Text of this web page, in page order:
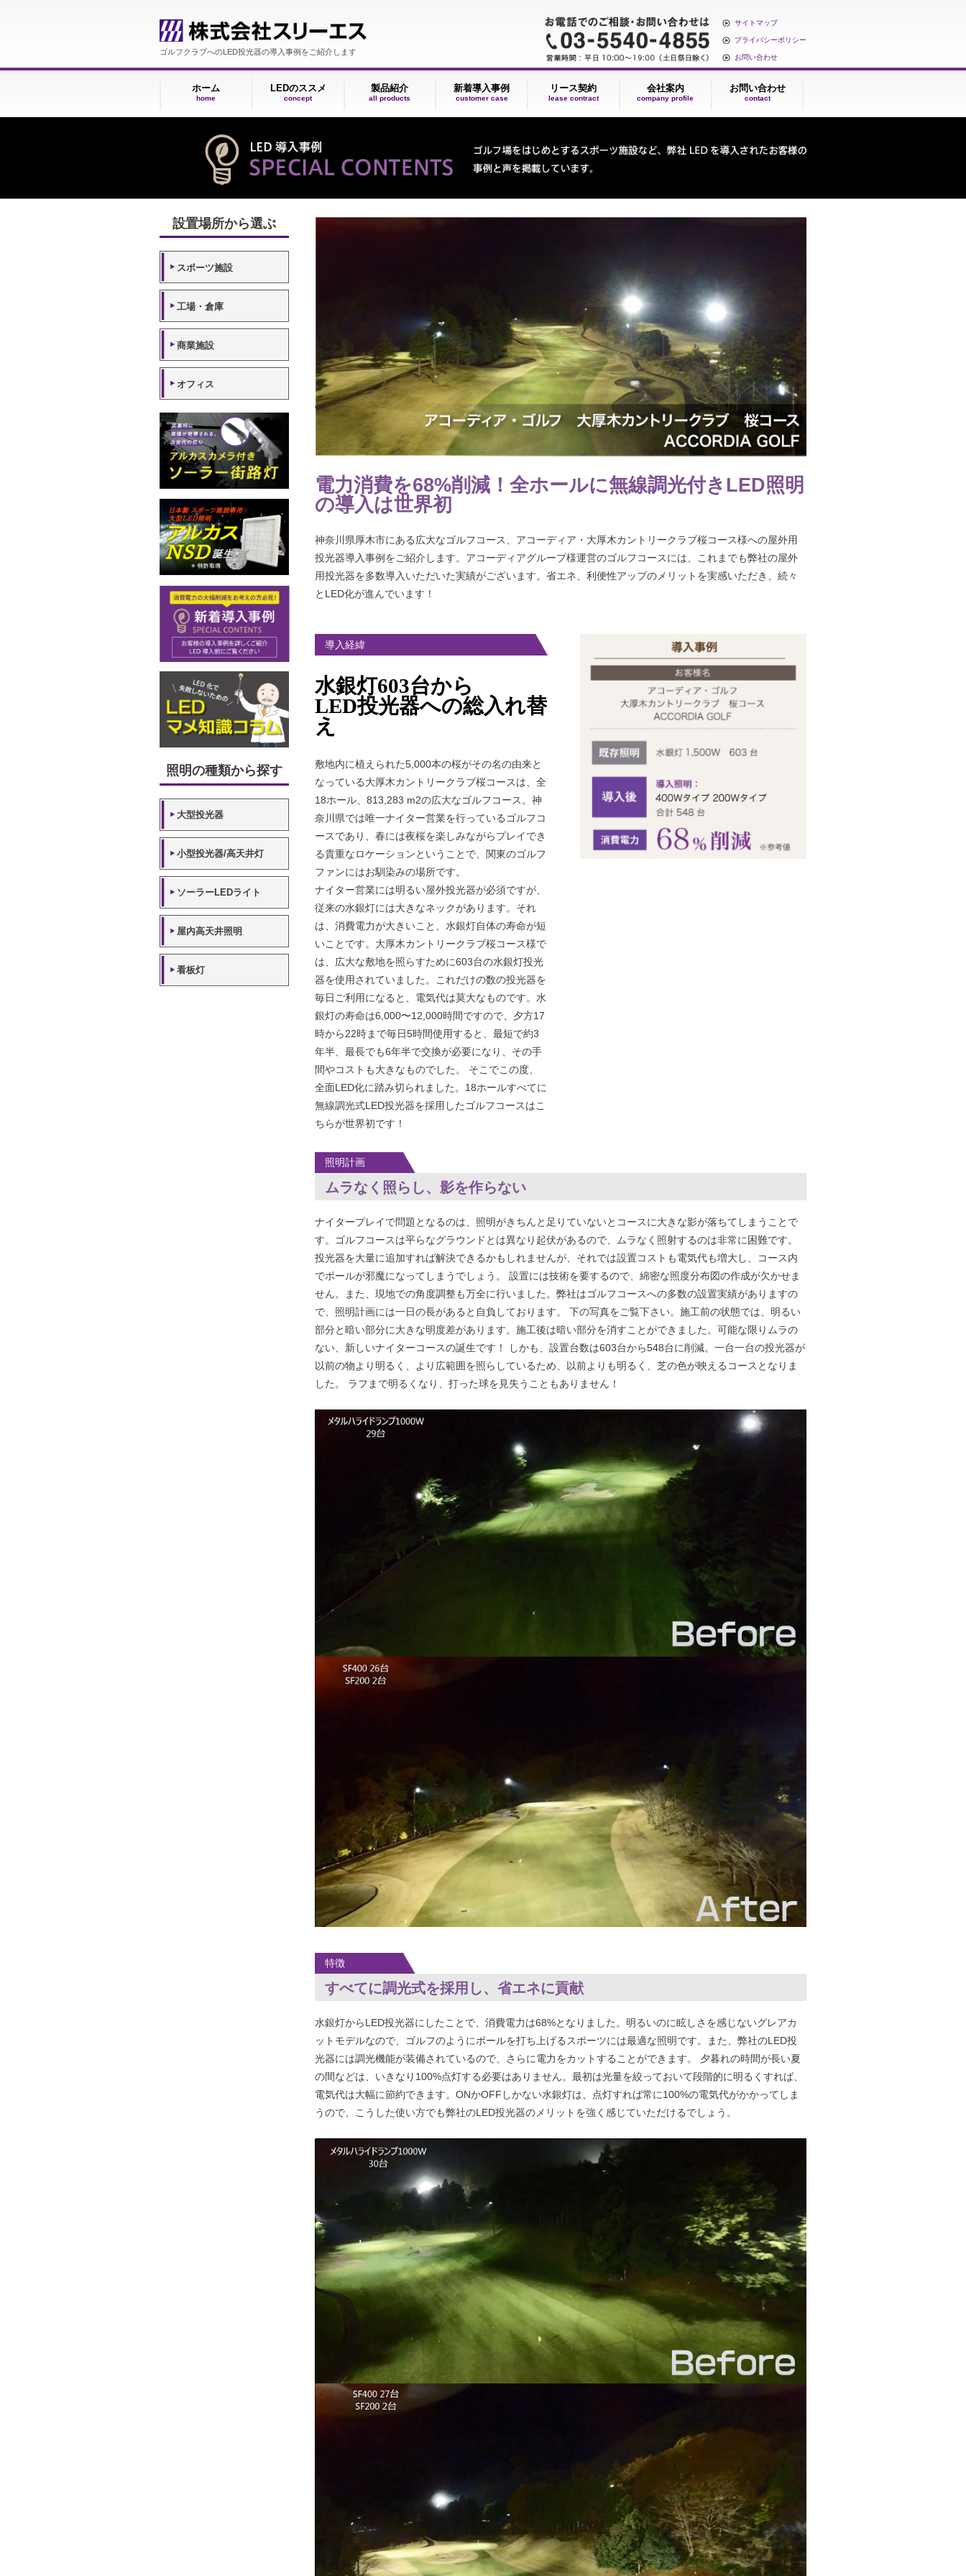
ゴルフクラブへのLED投光器の導入事例をご紹介します
ホーム LEDのススメ 新着導入事例 リース契約 会社案内
設置場所から選ぶ
工場・倉庫
商業施設
オフィス
照明の種類から探す
大型投光器
小型投光器/高天井灯
電力消費を68%削減！全ホールに無線調光付きLED照明
の導入は世界初
神奈川県厚木市にある広大なゴルフコース、アコーディア・大厚木カントリークラブ桜コース様への屋外用
用投光器を多数導入いただいた実績がございます。省エネ、利便性アップのメリットを実感いただき、続々
とLED化が進んでいます！
導入経緯
水銀灯603台から
LED投光器への総入れ替
え
敷地内に植えられた5,000本の桜がその名の由来と
なっている大厚木カントリークラブ桜コースは、全
18ホール、813,283 m2の広大なゴルフコース。神
奈川県では唯一ナイター営業を行っているゴルフコ
ースであり、春には夜桜を楽しみながらプレイでき
る貴重なロケーションということで、関東のゴルフ
ファンにはお馴染みの場所です。
ナイター営業には明るい屋外投光器が必須ですが、
従来の水銀灯には大きなネックがあります。それ
は、消費電力が大きいこと、水銀灯自体の寿命が短
いことです。大厚木カントリークラブ桜コース様で
は、広大な敷地を照らすために603台の水銀灯投光
器を使用されていました。これだけの数の投光器を
毎日ご利用になると、電気代は莫大なものです。水
銀灯の寿命は6,000〜12,000時間ですので、夕方17
年半、最長でも6年半で交換が必要になり、その手
間やコストも大きなものでした。 そこでこの度、
無線調光式LED投光器を採用したゴルフコースはこ
ちらが世界初です！
照明計画
ムラなく照らし、影を作らない
ナイタープレイで問題となるのは、照明がきちんと足りていないとコースに大きな影が落ちてしまうことで
す。ゴルフコースは平らなグラウンドとは異なり起伏があるので、ムラなく照射するのは非常に困難です。
でポールが邪魔になってしまうでしょう。 設置には技術を要するので、綿密な照度分布図の作成が欠かせま
せん。また、現地での角度調整も万全に行いました。弊社はゴルフコースへの多数の設置実績がありますの
で、照明計画には一日の長があると自負しております。 下の写真をご覧下さい。施工前の状態では、明るい
部分と暗い部分に大きな明度差があります。施工後は暗い部分を消すことができました。可能な限りムラの
ない、新しいナイターコースの誕生です！ しかも、設置台数は603台から548台に削減。一台一台の投光器が
以前の物より明るく、より広範囲を照らしているため、以前よりも明るく、芝の色が映えるコースとなりま
した。 ラフまで明るくなり、打った球を見失うこともありません！
すべてに調光式を採用し、省エネに貢献
水銀灯からLED投光器にしたことで、消費電力は68%となりました。明るいのに眩しさを感じないグレアカ
ットモデルなので、ゴルフのようにボールを打ち上げるスポーツには最適な照明です。また、弊社のLED投
光器には調光機能が装備されているので、さらに電力をカットすることができます。 夕暮れの時間が長い夏
の間などは、いきなり100%点灯する必要はありません。最初は光量を絞っておいて段階的に明るくすれば、
電気代は大幅に節約できます。ONかOFFしかない水銀灯は、点灯すれば常に100%の電気代がかかってしま
うので、こうした使い方でも弊社のLED投光器のメリットを強く感じていただけるでしょう。